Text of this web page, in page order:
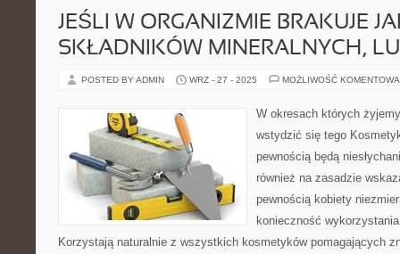
JEŚLI W ORGANIZMIE BRAKUJE
SKŁADNIKÓW MINERALNYCH,
POSTED BY ADMIN WRZ - 27 - 2025 MOŻLIWOŚĆ
W okresach których
wstydzić się tego
pewnością będą
również na zasadzie
pewnością kobiety
konieczność
Korzystają naturalnie z wszystkich kosmetyków pomagających